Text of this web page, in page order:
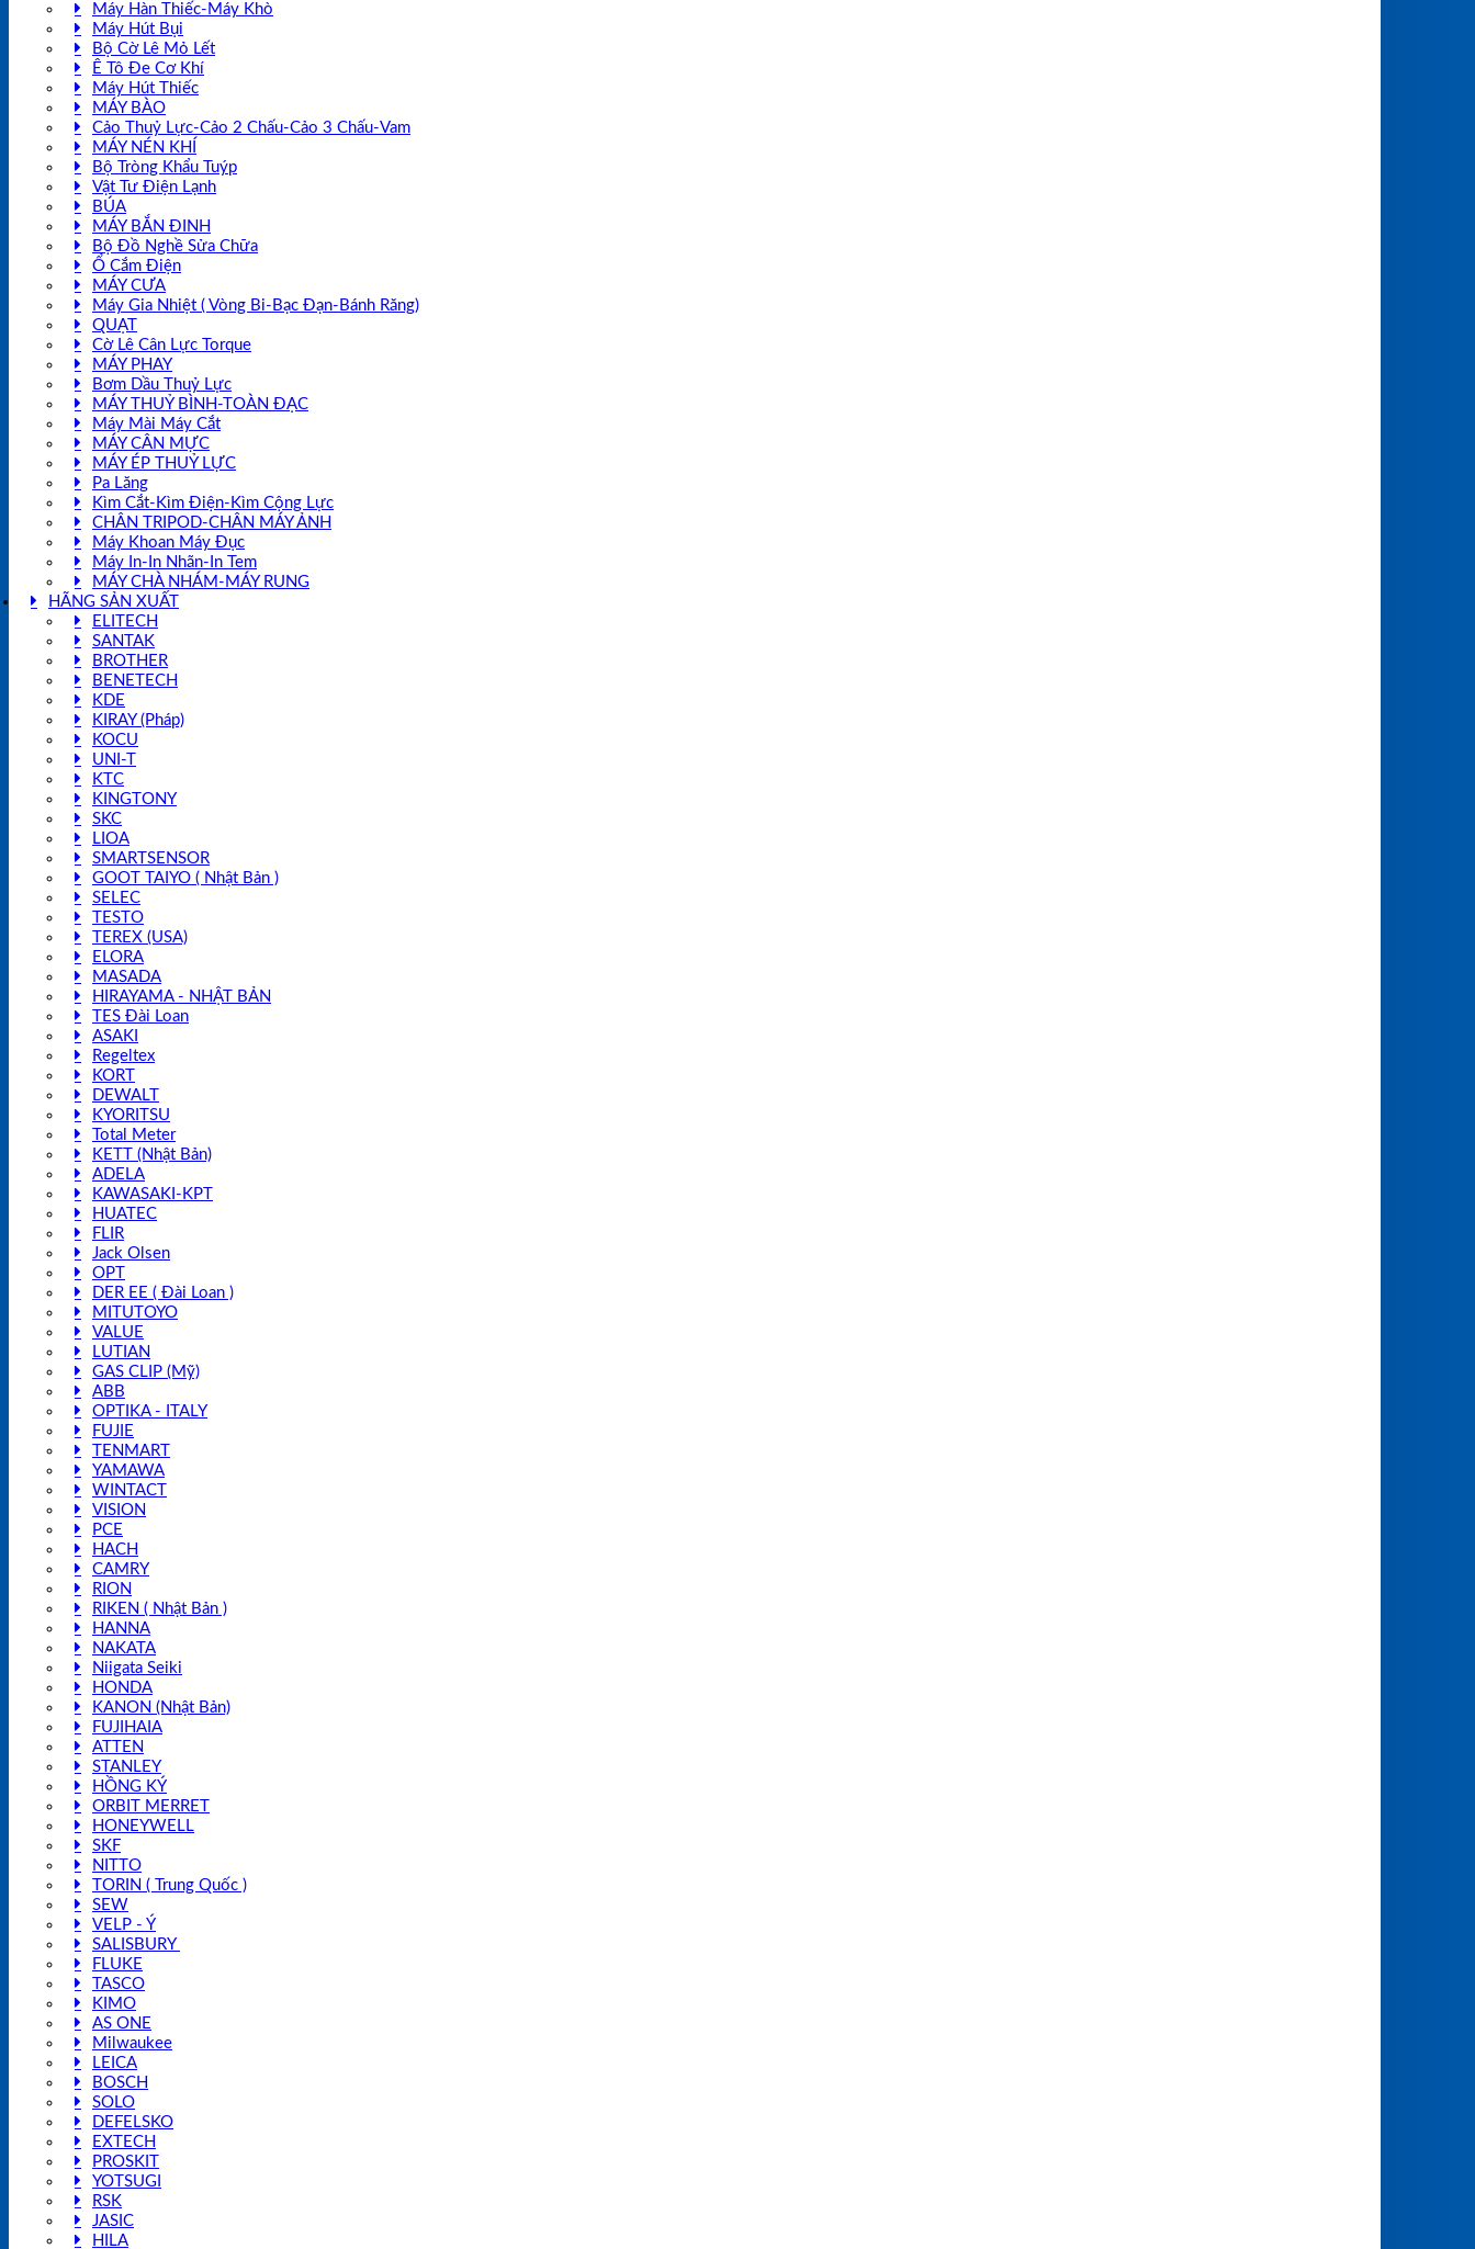
Máy Hàn Thiếc-Máy Khò
Máy Hút Bụi
Bộ Cờ Lê Mỏ Lết
Ê Tô Đe Cơ Khí
Máy Hút Thiếc
MÁY BÀO
Cảo Thuỷ Lực-Cảo 2 Chấu-Cảo 3 Chấu-Vam
MÁY NÉN KHÍ
Bộ Tròng Khẩu Tuýp
Vật Tư Điện Lạnh
BÚA
MÁY BẮN ĐINH
Bộ Đồ Nghề Sửa Chữa
Ổ Cắm Điện
MÁY CƯA
Máy Gia Nhiệt ( Vòng Bi-Bạc Đạn-Bánh Răng)
QUẠT
Cờ Lê Cân Lực Torque
MÁY PHAY
Bơm Dầu Thuỷ Lực
MÁY THUỶ BÌNH-TOÀN ĐẠC
Máy Mài Máy Cắt
MÁY CÂN MỰC
MÁY ÉP THUỶ LỰC
Pa Lăng
Kìm Cắt-Kìm Điện-Kìm Cộng Lực
CHÂN TRIPOD-CHÂN MÁY ẢNH
Máy Khoan Máy Đục
Máy In-In Nhãn-In Tem
MÁY CHÀ NHÁM-MÁY RUNG
HÃNG SẢN XUẤT
ELITECH
SANTAK
BROTHER
BENETECH
KDE
KIRAY (Pháp)
KOCU
UNI-T
KTC
KINGTONY
SKC
LIOA
SMARTSENSOR
GOOT TAIYO ( Nhật Bản )
SELEC
TESTO
TEREX (USA)
ELORA
MASADA
HIRAYAMA - NHẬT BẢN
TES Đài Loan
ASAKI
Regeltex
KORT
DEWALT
KYORITSU
Total Meter
KETT (Nhật Bản)
ADELA
KAWASAKI-KPT
HUATEC
FLIR
Jack Olsen
OPT
DER EE ( Đài Loan )
MITUTOYO
VALUE
LUTIAN
GAS CLIP (Mỹ)
ABB
OPTIKA - ITALY
FUJIE
TENMART
YAMAWA
WINTACT
VISION
PCE
HACH
CAMRY
RION
RIKEN ( Nhật Bản )
HANNA
NAKATA
Niigata Seiki
HONDA
KANON (Nhật Bản)
FUJIHAIA
ATTEN
STANLEY
HỒNG KÝ
ORBIT MERRET
HONEYWELL
SKF
NITTO
TORIN ( Trung Quốc )
SEW
VELP - Ý
SALISBURY
FLUKE
TASCO
KIMO
AS ONE
Milwaukee
LEICA
BOSCH
SOLO
DEFELSKO
EXTECH
PROSKIT
YOTSUGI
RSK
JASIC
HILA